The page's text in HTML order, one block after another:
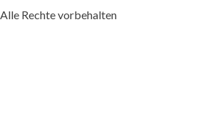
Alle Rechte vorbehalten